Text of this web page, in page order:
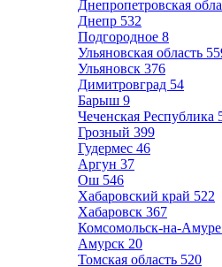
Днепропетровская
Днепр 532
Подгородное 8
Ульяновская область
Ульяновск 376
Димитровград 54
Барыш 9
Чеченская Республика
Грозный 399
Гудермес 46
Аргун 37
Ош 546
Хабаровский край 522
Хабаровск 367
Комсомольск-на-Амуре
Амурск 20
Томская область 520